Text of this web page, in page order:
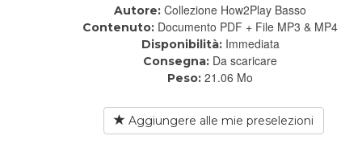
Autore: Collezione How2Play Basso
Contenuto: Documento PDF + File MP3 & MP4
Disponibilità: Immediata
Consegna: Da scaricare
Peso: 21.06 Mo
Aggiungere alle mie preselezioni